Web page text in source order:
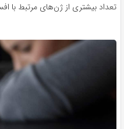
تعداد بیشتری از ژن‌های مرتبط با